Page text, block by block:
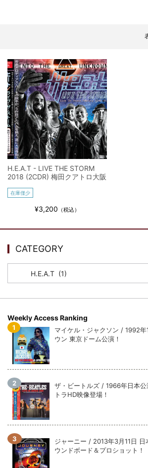
スコーピオンズ / 2024年6月15日 リスボン
マネスキン / 2024年6月9日 ドイツ ROCK
リアム・ギャラガー / 2024年6月1日 英国シ
全収録！
*NEW RELEASE (最新約3ヶ月)
2024.6.9
メガデス / 2023年8月4日 ドイツ W.O.A. 公
*NEW RELEASE (最新約3ヶ月)
2024.6.9
ユーライア・ヒープ / 2023年8月3日 ドイツ
全収録！
*NEW RELEASE (最新約3ヶ月)
2024.6.9
ジャーニー / 1979年5月8+9日 コロラド州 2
*NEW RELEASE (最新約3ヶ月)
*NEW RELEASE (最新約3ヶ月)
ウォーニング / 2024年4月22日 英リーズ公
*NEW RELEASE (最新約3ヶ月)
2024.6.24
収録！
*NEW RELEASE (最新約3ヶ月)
2024.6.24
リアム・ギャラガー / 2024年6月3日 カーデ
全収録！
*NEW RELEASE (最新約3ヶ月)
2024.6.24
*NEW RELEASE (最新約3ヶ月)
マネスキン / 2024年6月9日 ドイツ ROCK
全収録！
*NEW RELEASE (最新約3ヶ月)
リアム・ギャラガー / 2024年6月1日 英国シ
全収録！
*NEW RELEASE (最新約3ヶ月)
2024.6.9
メガデス / 2023年8月4日 ドイツ W.O.A. 公
*NEW RELEASE (最新約3ヶ月)
ユーライア・ヒープ / 2023年8月3日 ドイツ
全収録！
*NEW RELEASE (最新約3ヶ月)
2024.6.9
ジャーニー / 1979年5月8+9日 コロラド州 2
H.E.A.T - LIVE THE STORM
2018 (2CDR) 梅田クアトロ大阪
在庫僅少
¥3,200 （税込）
CATEGORY
Weekly Access Ranking
マイケル・ジャクソン / 1992
ウン 東京ドーム公演！
ザ・ビートルズ / 1966年日本
トラHD映像登場！
ジャーニー / 2013年3月11日 日
ウンドボード＆プロショット！